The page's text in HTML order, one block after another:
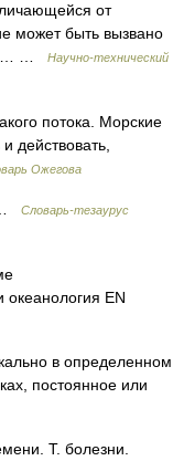
от
может быть вызвано
…
Научно-технический
потока. Морские
действовать,
Ожегова
…
Словарь-тезаурус
EN
в определенном
постоянное или
Т. болезни.